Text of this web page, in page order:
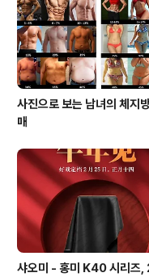
의 듀얼 디스플레이의 장점을 더
입니다. 다만, 현재는 디자인 특허
사진으로 보는 남녀의 체지
매
샤오미 - 홍미 K40 시리즈,